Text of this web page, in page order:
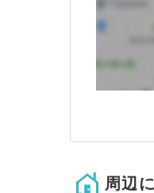
周辺